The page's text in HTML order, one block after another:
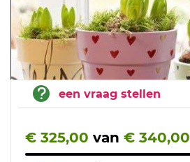
een vraag stellen
€ 325,00 van € 340,00